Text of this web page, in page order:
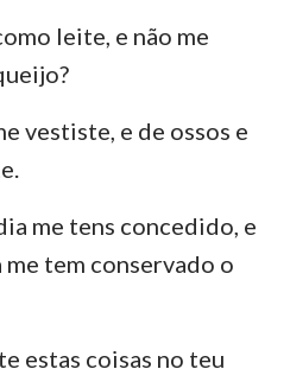
leite, e não me
vestiste, e de ossos e
me tens concedido, e
tem conservado o
estas coisas no teu